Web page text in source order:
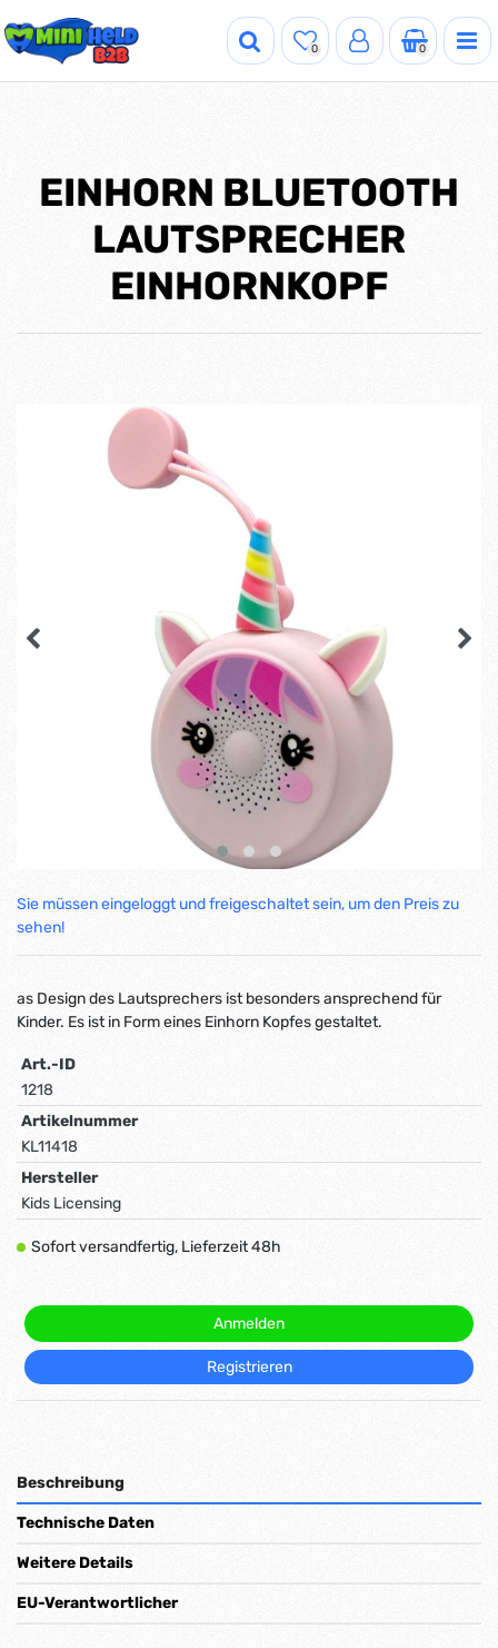
0 0
EINHORN BLUETOOTH
LAUTSPRECHER
EINHORNKOPF
Sie müssen eingeloggt und freigeschaltet sein, um den Preis zu
sehen!
as Design des Lautsprechers ist besonders ansprechend für
Kinder. Es ist in Form eines Einhorn Kopfes gestaltet.
Art.-ID
1218
Artikelnummer
KL11418
Hersteller
Kids Licensing
Sofort versandfertig, Lieferzeit 48h
Anmelden
Registrieren
Beschreibung
Technische Daten
Weitere Details
EU-Verantwortlicher